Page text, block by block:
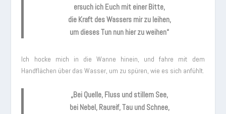
ersuch ich Euch mit einer Bitte,
die Kraft des Wassers mir zu leihen,
um dieses Tun nun hier zu weihen“
Ich hocke mich in die Wanne hinein, und fahre mit dem
Handflächen über das Wasser, um zu spüren, wie es sich anfühlt.
„Bei Quelle, Fluss und stillem See,
bei Nebel, Raureif, Tau und Schnee,